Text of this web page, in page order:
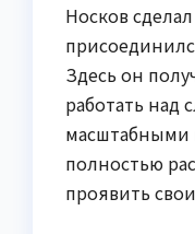
Носков
Здесь он
работать
масштабными
полностью
проявить